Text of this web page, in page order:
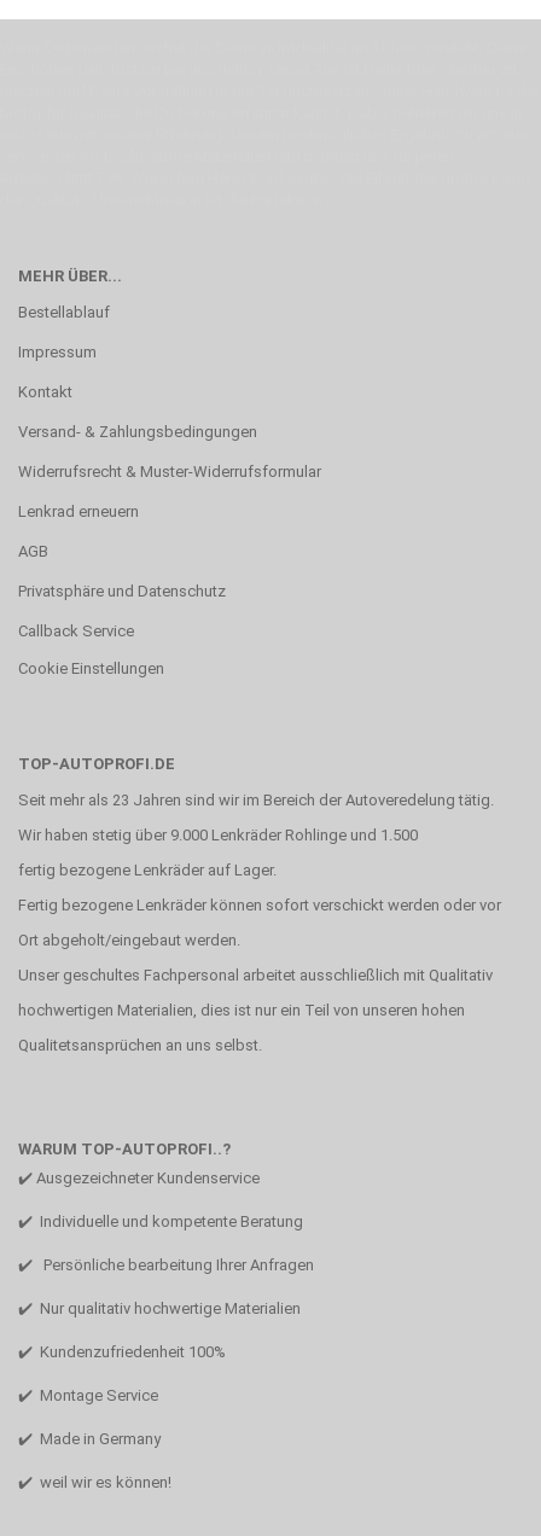
MEHR ÜBER...
Bestellablauf
Impressum
Kontakt
Versand- & Zahlungsbedingungen
Widerrufsrecht & Muster-Widerrufsformular
Lenkrad erneuern
AGB
Privatsphäre und Datenschutz
Callback Service
Cookie Einstellungen
TOP-AUTOPROFI.DE
Seit mehr als 23 Jahren sind wir im Bereich der Autoveredelung tätig.
Wir haben stetig über 9.000 Lenkräder Rohlinge und 1.500
fertig bezogene Lenkräder auf Lager.
Fertig bezogene Lenkräder können sofort verschickt werden oder vor
Ort abgeholt/eingebaut werden.
Unser geschultes Fachpersonal arbeitet ausschließlich mit Qualitativ
hochwertigen Materialien, dies ist nur ein Teil von unseren hohen
Qualitetsansprüchen an uns selbst.
WARUM TOP-AUTOPROFI..?
✔️ Ausgezeichneter Kundenservice
✔️ Individuelle und kompetente Beratung
✔️ Persönliche bearbeitung Ihrer Anfragen
✔️ Nur qualitativ hochwertige Materialien
✔️ Kundenzufriedenheit 100%
✔️ Montage Service
✔️ Made in Germany
✔️ weil wir es können!